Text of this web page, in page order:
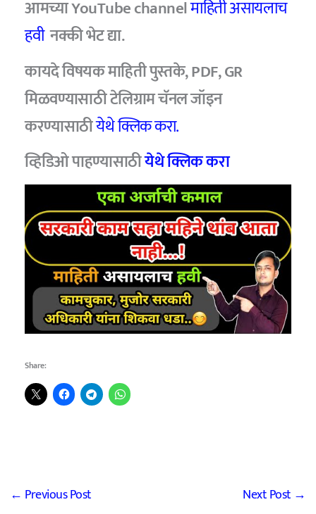
आमच्या YouTube channelमाहिती असायलाच
हवी नक्की भेट द्या.
कायदे विषयक माहिती पुस्तके, PDF, GR
मिळवण्यासाठी टेलिग्राम चॅनल जॉइन
करण्यासाठीयेथे क्लिक करा.
व्हिडिओ पाहण्यासाठीयेथे क्लिक करा
Share:
← Previous Post Next Post →